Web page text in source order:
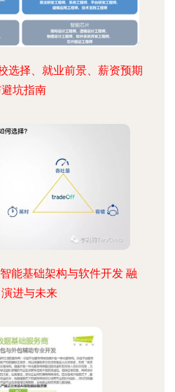
选择、就业前景、薪资预期
坑指南
能基础架构与软件开发 融
进与未来